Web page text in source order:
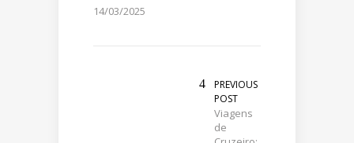
14/03/2025
PREVIOUS
POST
Viagens
de